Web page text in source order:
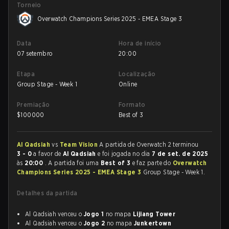
Torneio
Overwatch Champions Series 2025 - EMEA Stage 3
Data
07 setembro
Hora de início
20:00
Etapa
Group Stage - Week 1
Localização
Online
Premiação
$100000
Formato
Best of 3
Al Qadsiahvs Team VisionA partida de Overwatch 2 terminou
3 - 0 a favor de Al Qadsiahe foi jogada no dia 7 de set. de 2025
às 20:00 . A partida foi uma Best of 3 e faz parte do Overwatch
Champions Series 2025 - EMEA Stage 3 Group Stage - Week 1.
Detalhes da partida
Al Qadsiah venceu o Jogo 1 no mapa Lijiang Tower
Al Qadsiah venceu o Jogo 2 no mapaJunkertown